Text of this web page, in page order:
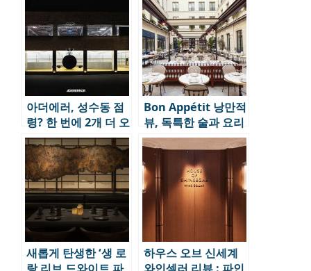
아더에러, 성수동 점
령? 한 번에 2개 더 오
픈!
Bon Appétit 낭만적
뷰, 독특한 술과 요리
로 긴 여운을 남기는
미식 스폿 6
새롭게 탄생한 ‘생 로
하우스 오브 신세계